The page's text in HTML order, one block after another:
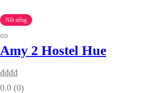
Nổi tiếng
Amy 2 Hostel Hue
₫₫₫₫
0.0 (0)